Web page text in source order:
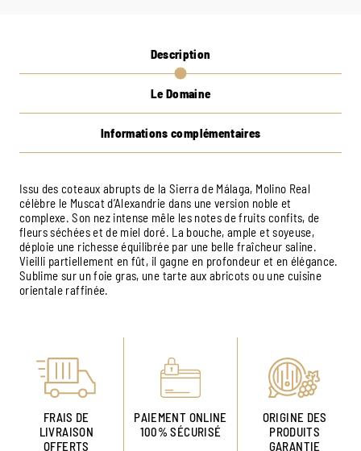
Description
Le Domaine
Informations complémentaires
Issu des coteaux abrupts de la Sierra de Málaga, Molino Real
célèbre le Muscat d’Alexandrie dans une version noble et
complexe. Son nez intense mêle les notes de fruits confits, de
fleurs séchées et de miel doré. La bouche, ample et soyeuse,
déploie une richesse équilibrée par une belle fraîcheur saline.
Vieilli partiellement en fût, il gagne en profondeur et en élégance.
Sublime sur un foie gras, une tarte aux abricots ou une cuisine
orientale raffinée.
FRAIS DE
LIVRAISON
OFFERTS
PAIEMENT ONLINE
100% SÉCURISÉ
ORIGINE DES
PRODUITS
GARANTIE